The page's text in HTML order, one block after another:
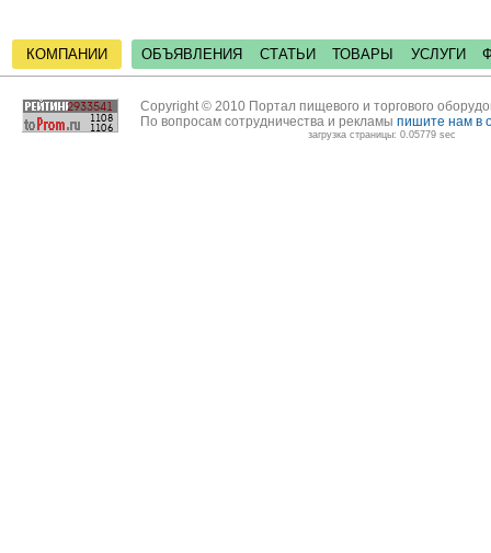
КОМПАНИИ ОБЪЯВЛЕНИЯ СТАТЬИ ТОВАРЫ УСЛУГИ
Copyright © 2010 Портал пищевого и торгового
По вопросам сотрудничества и рекламы пишите нам в
загрузка страницы: 0.05779 sec